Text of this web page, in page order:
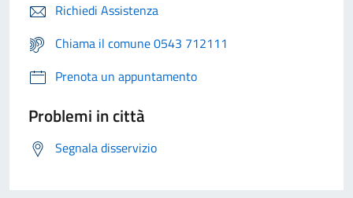
Richiedi Assistenza
Chiama il comune 0543 712111
Prenota un appuntamento
Problemi in città
Segnala disservizio